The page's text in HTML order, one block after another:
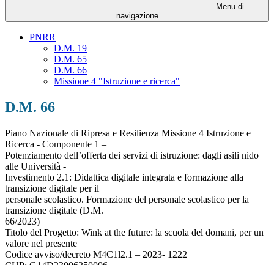
Menu di
navigazione
PNRR
D.M. 19
D.M. 65
D.M. 66
Missione 4 "Istruzione e ricerca"
D.M. 66
Piano Nazionale di Ripresa e Resilienza Missione 4 Istruzione e
Ricerca - Componente 1 –
Potenziamento dell’offerta dei servizi di istruzione: dagli asili nido
alle Università -
Investimento 2.1: Didattica digitale integrata e formazione alla
transizione digitale per il
personale scolastico. Formazione del personale scolastico per la
transizione digitale (D.M.
66/2023)
Titolo del Progetto: Wink at the future: la scuola del domani, per un
valore nel presente
Codice avviso/decreto M4C1l2.1 – 2023- 1222